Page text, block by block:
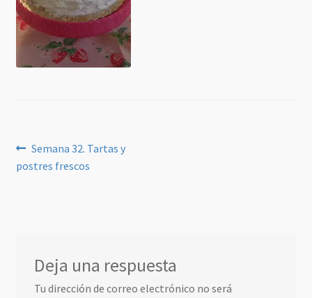
Navegación
de
Anterior:
Semana 32. Tartas y
postres frescos
Deja una respuesta
Tu dirección de correo electrónico no será